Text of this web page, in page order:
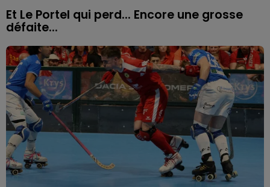
Et Le Portel qui perd... Encore une grosse
défaite...